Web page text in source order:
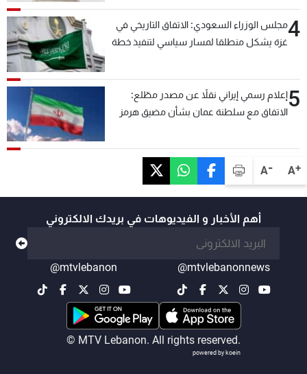
A+
A-
4مجلس الوزراء السعودي: الاتفاق التاريخي في
غزة يشكل منطلقا لمسار سياسي لتنفيذ خطة
5إعلام رسمي إيراني نقلاً عن مصدر مطّلع:
الاتفاق مع سلطنة عمان بشأن مضيق هرمز
أهم الأخبار و الفيديوهات في بريدك الالكتروني
@mtvlebanonnews
@mtvlebanon
© MTV Lebanon. All rights reserved.
powered by koein